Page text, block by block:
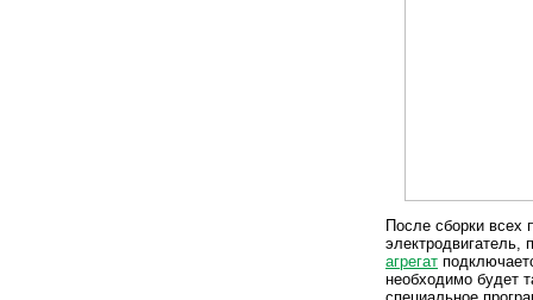
После сборки всех
электродвигатель,
агрегат
необходимо будет